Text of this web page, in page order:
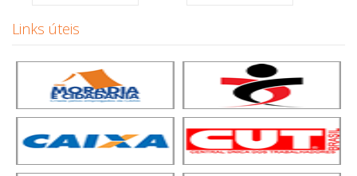
Links úteis